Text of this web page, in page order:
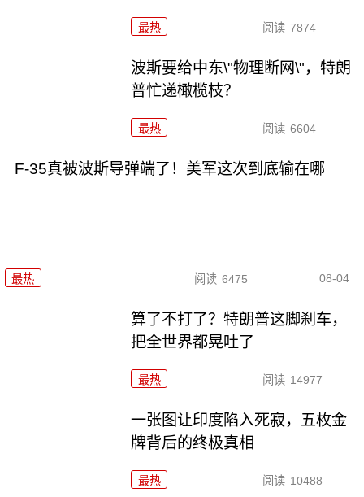
最热 阅读 7874
波斯要给中东\"物理断网\"，特朗
普忙递橄榄枝？
最热 阅读 6604
F-35真被波斯导弹端了！美军这次到底输在哪
最热 阅读 6475 08-04
算了不打了？特朗普这脚刹车，
把全世界都晃吐了
最热 阅读 14977
一张图让印度陷入死寂，五枚金
牌背后的终极真相
最热 阅读 10488